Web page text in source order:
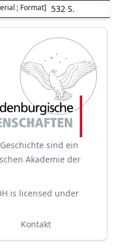
; Format] 532 S.
sind ein
Akademie der
is licensed under
Kontakt